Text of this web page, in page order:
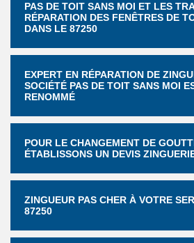
PAS DE TOIT SANS MOI ET LES
RÉPARATION DES FENÊTRES DE
DANS LE 87250
EXPERT EN RÉPARATION DE
SOCIÉTÉ PAS DE TOIT SANS MOI
RENOMMÉ
POUR LE CHANGEMENT DE
ÉTABLISSONS UN DEVIS
ZINGUEUR PAS CHER À VOTRE
87250